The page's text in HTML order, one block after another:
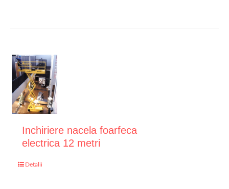
Inchiriere nacela foarfeca
electrica 12 metri
Detalii